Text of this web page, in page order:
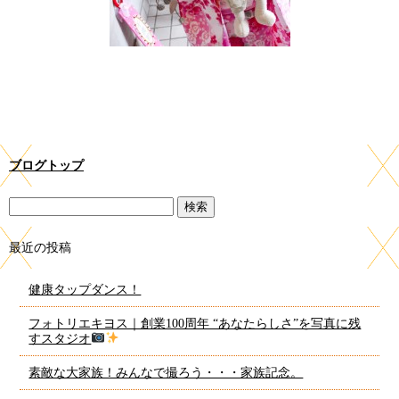
ブログトップ
最近の投稿
健康タップダンス！
フォトリエキヨス｜創業100周年 “あなたらしさ”を写真に残
すスタジオ
素敵な大家族！みんなで撮ろう・・・家族記念。